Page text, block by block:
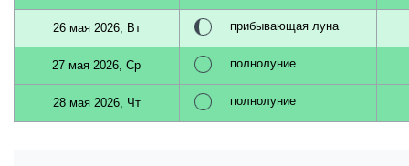
26 мая 2026, Вт прибывающая луна
27 мая 2026, Ср полнолуние
28 мая 2026, Чт полнолуние